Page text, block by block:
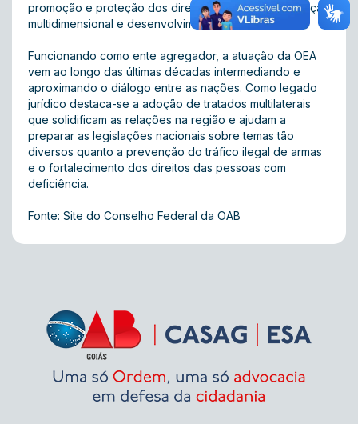
promoção e proteção dos direitos humanos, segurança
multidimensional e desenvolvimento integral.
Funcionando como ente agregador, a atuação da OEA
vem ao longo das últimas décadas intermediando e
aproximando o diálogo entre as nações. Como legado
jurídico destaca-se a adoção de tratados multilaterais
que solidificam as relações na região e ajudam a
preparar as legislações nacionais sobre temas tão
diversos quanto a prevenção do tráfico ilegal de armas
e o fortalecimento dos direitos das pessoas com
deficiência.
Fonte: Site do Conselho Federal da OAB